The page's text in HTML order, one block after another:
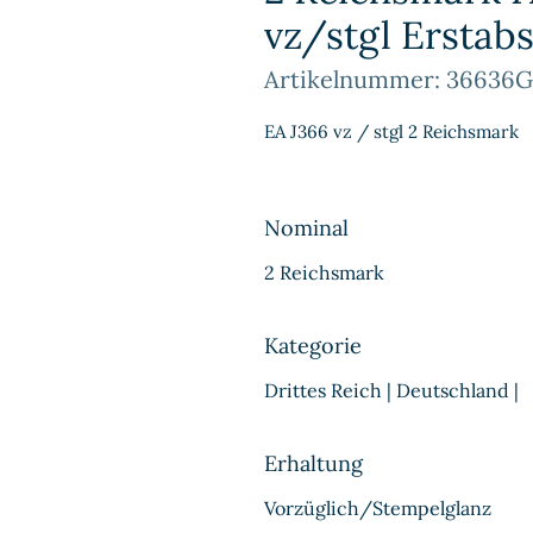
vz/stgl
Artikelnummer:
EA J366 vz / stgl 2 Reichsmark
Nominal
2 Reichsmark
Kategorie
Drittes Reich | Deutschland |
Erhaltung
Vorzüglich/Stempelglanz